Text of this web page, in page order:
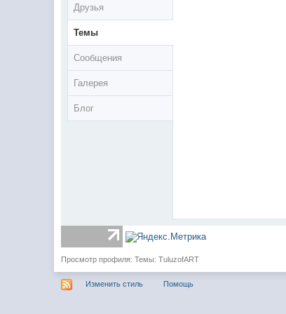
Друзья
Темы
Сообщения
Галерея
Блог
Просмотр профиля: Темы: TuluzofART
Изменить стиль Помощь